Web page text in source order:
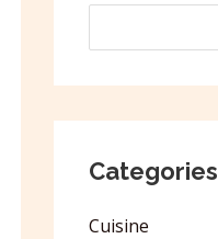
Categories
Cuisine